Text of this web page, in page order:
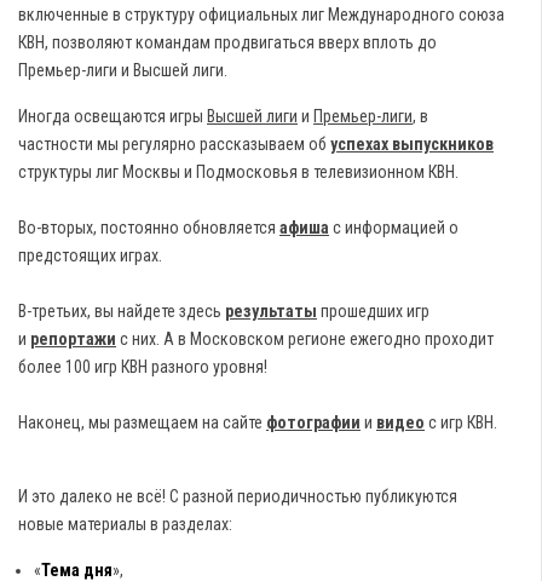
включенные в структуру официальных лиг Международного союза
КВН, позволяют командам продвигаться вверх вплоть до
Премьер-лиги и Высшей лиги.
Иногда освещаются игры Высшей лиги и Премьер-лиги, в
частности мы регулярно рассказываем об успехах выпускников
структуры лиг Москвы и Подмосковья в телевизионном КВН.
Во-вторых, постоянно обновляется афиша с информацией о
предстоящих играх.
В-третьих, вы найдете здесь результаты прошедших игр
и репортажи с них. А в Московском регионе ежегодно проходит
более 100 игр КВН разного уровня!
Наконец, мы размещаем на сайте фотографии и видео с игр КВН.
И это далеко не всё! С разной периодичностью публикуются
новые материалы в разделах:
«Тема дня»,